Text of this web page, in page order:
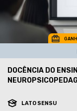
DOCÊNCIA DO
LATO SENSU